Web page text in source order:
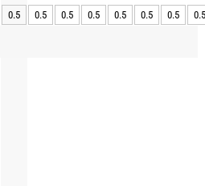
0.5 0.5 0.5 0.5 0.5 0.5 0.5 0.5